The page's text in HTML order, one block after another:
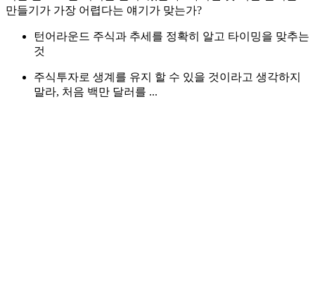
만들기가 가장 어렵다는 얘기가 맞는가?
턴어라운드 주식과 추세를 정확히 알고 타이밍을 맞추는
것
주식투자로 생계를 유지 할 수 있을 것이라고 생각하지
말라, 처음 백만 달러를 ...